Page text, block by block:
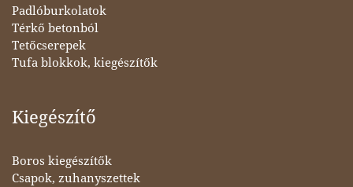
Padlóburkolatok
Térkő betonból
Tetőcserepek
Tufa blokkok, kiegészítők
Kiegészítő
Boros kiegészítők
Csapok, zuhanyszettek